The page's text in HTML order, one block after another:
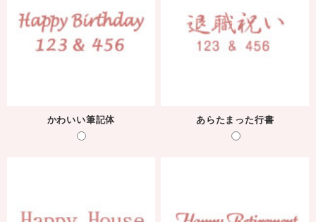
かわいい筆記体 あらたまった行書